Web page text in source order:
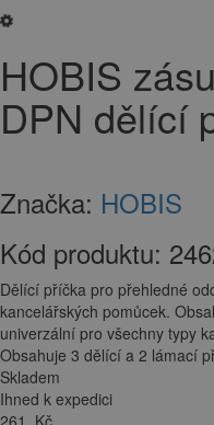
HOBIS
DPN dělící
Značka: HOBIS
Kód produktu:
Dělící příčka pro přehledné
kancelářských pomůcek.
univerzální pro všechny typy
Obsahuje 3 dělící a 2 lámací
Skladem
Ihned k expedici